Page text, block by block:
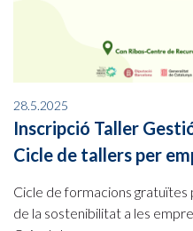
28.5.2025
Inscripció Taller
Cicle de tallers per
Cicle de formacions gratuïtes
de la sostenibilitat a les